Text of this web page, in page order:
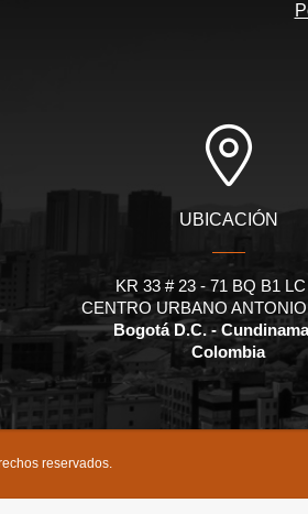
UBICACIÓN
KR 33 # 23 - 71 BQ B1
CENTRO URBANO
Bogotá D.C. -
Colombia
reservados.